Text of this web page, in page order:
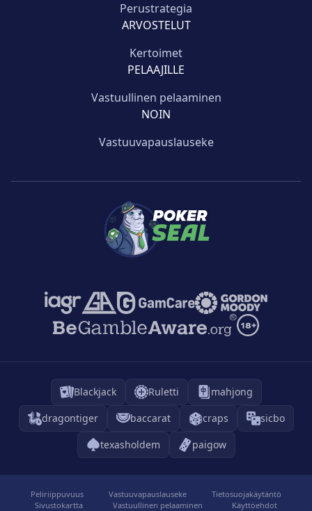
Perustrategia
ARVOSTELUT
Kertoimet
PELAAJILLE
Vastuullinen pelaaminen
NOIN
Vastuuvapauslauseke
Blackjack Ruletti
mahjong
dragontiger
baccarat craps
sicbo
texasholdem
paigow
Peliriippuvuus Vastuuvapauslauseke
Tietosuojakäytäntö
Sivustokartta
Vastuullinen pelaaminen Käyttöehdot